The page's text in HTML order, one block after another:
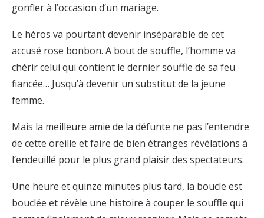
gonfler à l’occasion d’un mariage.
Le héros va pourtant devenir inséparable de cet
accusé rose bonbon. A bout de souffle, l’homme va
chérir celui qui contient le dernier souffle de sa feu
fiancée… Jusqu’à devenir un substitut de la jeune
femme.
Mais la meilleure amie de la défunte ne pas l’entendre
de cette oreille et faire de bien étranges révélations à
l’endeuillé pour le plus grand plaisir des spectateurs.
Une heure et quinze minutes plus tard, la boucle est
bouclée et révèle une histoire à couper le souffle qui